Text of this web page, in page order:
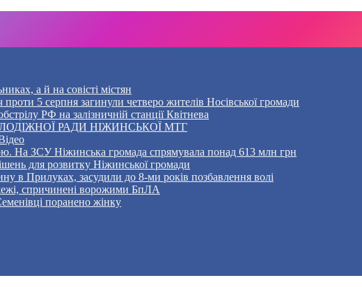
а й на совісті містян
проти 5 серпня загинули четверо жителів Носівської громади
РФ на залізничній станції Квітнева
РАДИ НІЖИНСЬКОЇ МТГ
На ЗСУ Ніжинська громада спрямувала понад 613 млн грн
для розвитку Ніжинської громади
в Прилуках, засудили до 8-ми років позбавлення волі
спричинені ворожими БпЛА
поранено жінку